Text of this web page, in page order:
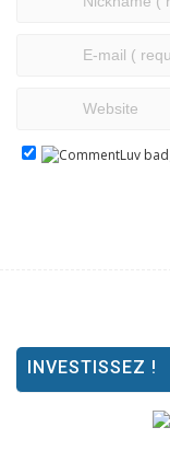
INVESTISSEZ !